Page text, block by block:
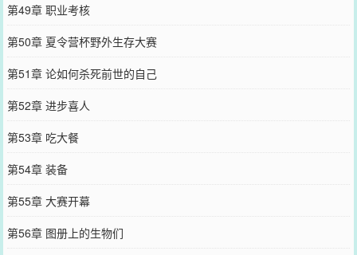
第49章 职业考核
第50章 夏令营杯野外生存大赛
第51章 论如何杀死前世的自己
第52章 进步喜人
第53章 吃大餐
第54章 装备
第55章 大赛开幕
第56章 图册上的生物们